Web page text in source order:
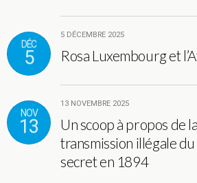
DÉC
5
5 DÉCEMBRE 2025
Rosa Luxembourg et
NOV
13
13 NOVEMBRE 2025
Un scoop à propos de la
transmission illégale
secret en 1894